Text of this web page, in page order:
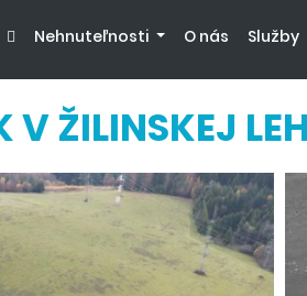
Nehnuteľnosti O nás Služby
ŽILINSKEJ